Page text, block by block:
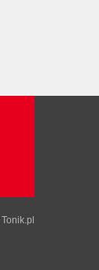
Tonik.pl